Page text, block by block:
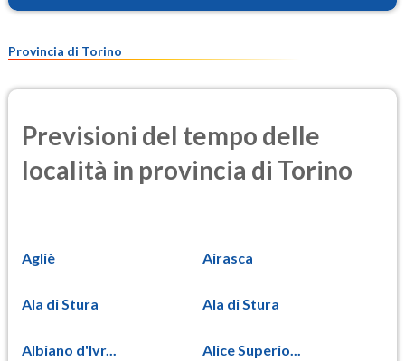
Provincia di Torino
Previsioni del tempo delle
località in provincia di Torino
Agliè Airasca
Ala di Stura Ala di Stura
Albiano d'Ivr... Alice Superio...